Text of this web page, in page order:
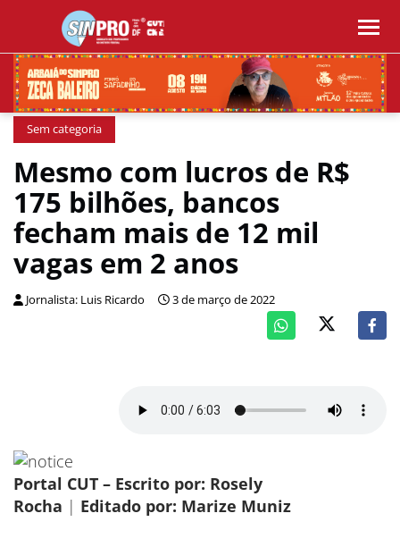
Sem categoria
Mesmo com lucros de R$
175 bilhões, bancos
fecham mais de 12 mil
vagas em 2 anos
Jornalista: Luis Ricardo 3 de março de 2022
Portal CUT – Escrito por: Rosely
Rocha | Editado por: Marize Muniz